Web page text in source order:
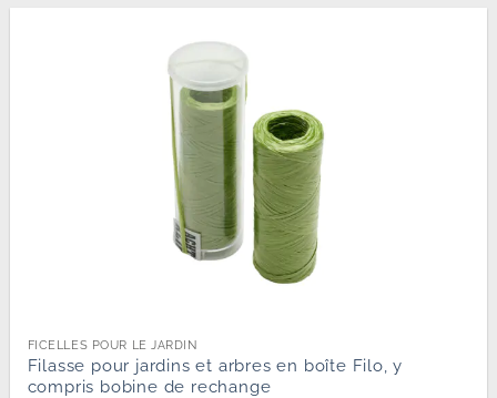
FICELLES POUR LE JARDIN
Filasse pour jardins et arbres en boîte Filo, y
compris bobine de rechange